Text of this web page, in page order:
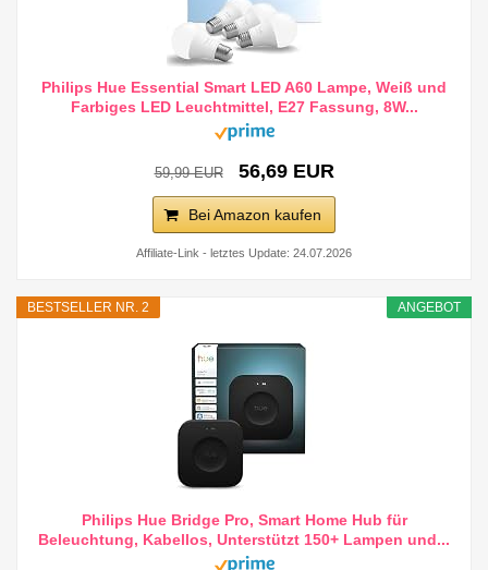
Philips Hue Essential Smart LED A60 Lampe, Weiß und
Farbiges LED Leuchtmittel, E27 Fassung, 8W...
59,99 EUR 56,69 EUR
Bei Amazon kaufen
Affiliate-Link - letztes Update: 24.07.2026
ANGEBOT
BESTSELLER NR. 2
Philips Hue Bridge Pro, Smart Home Hub für
Beleuchtung, Kabellos, Unterstützt 150+ Lampen und...